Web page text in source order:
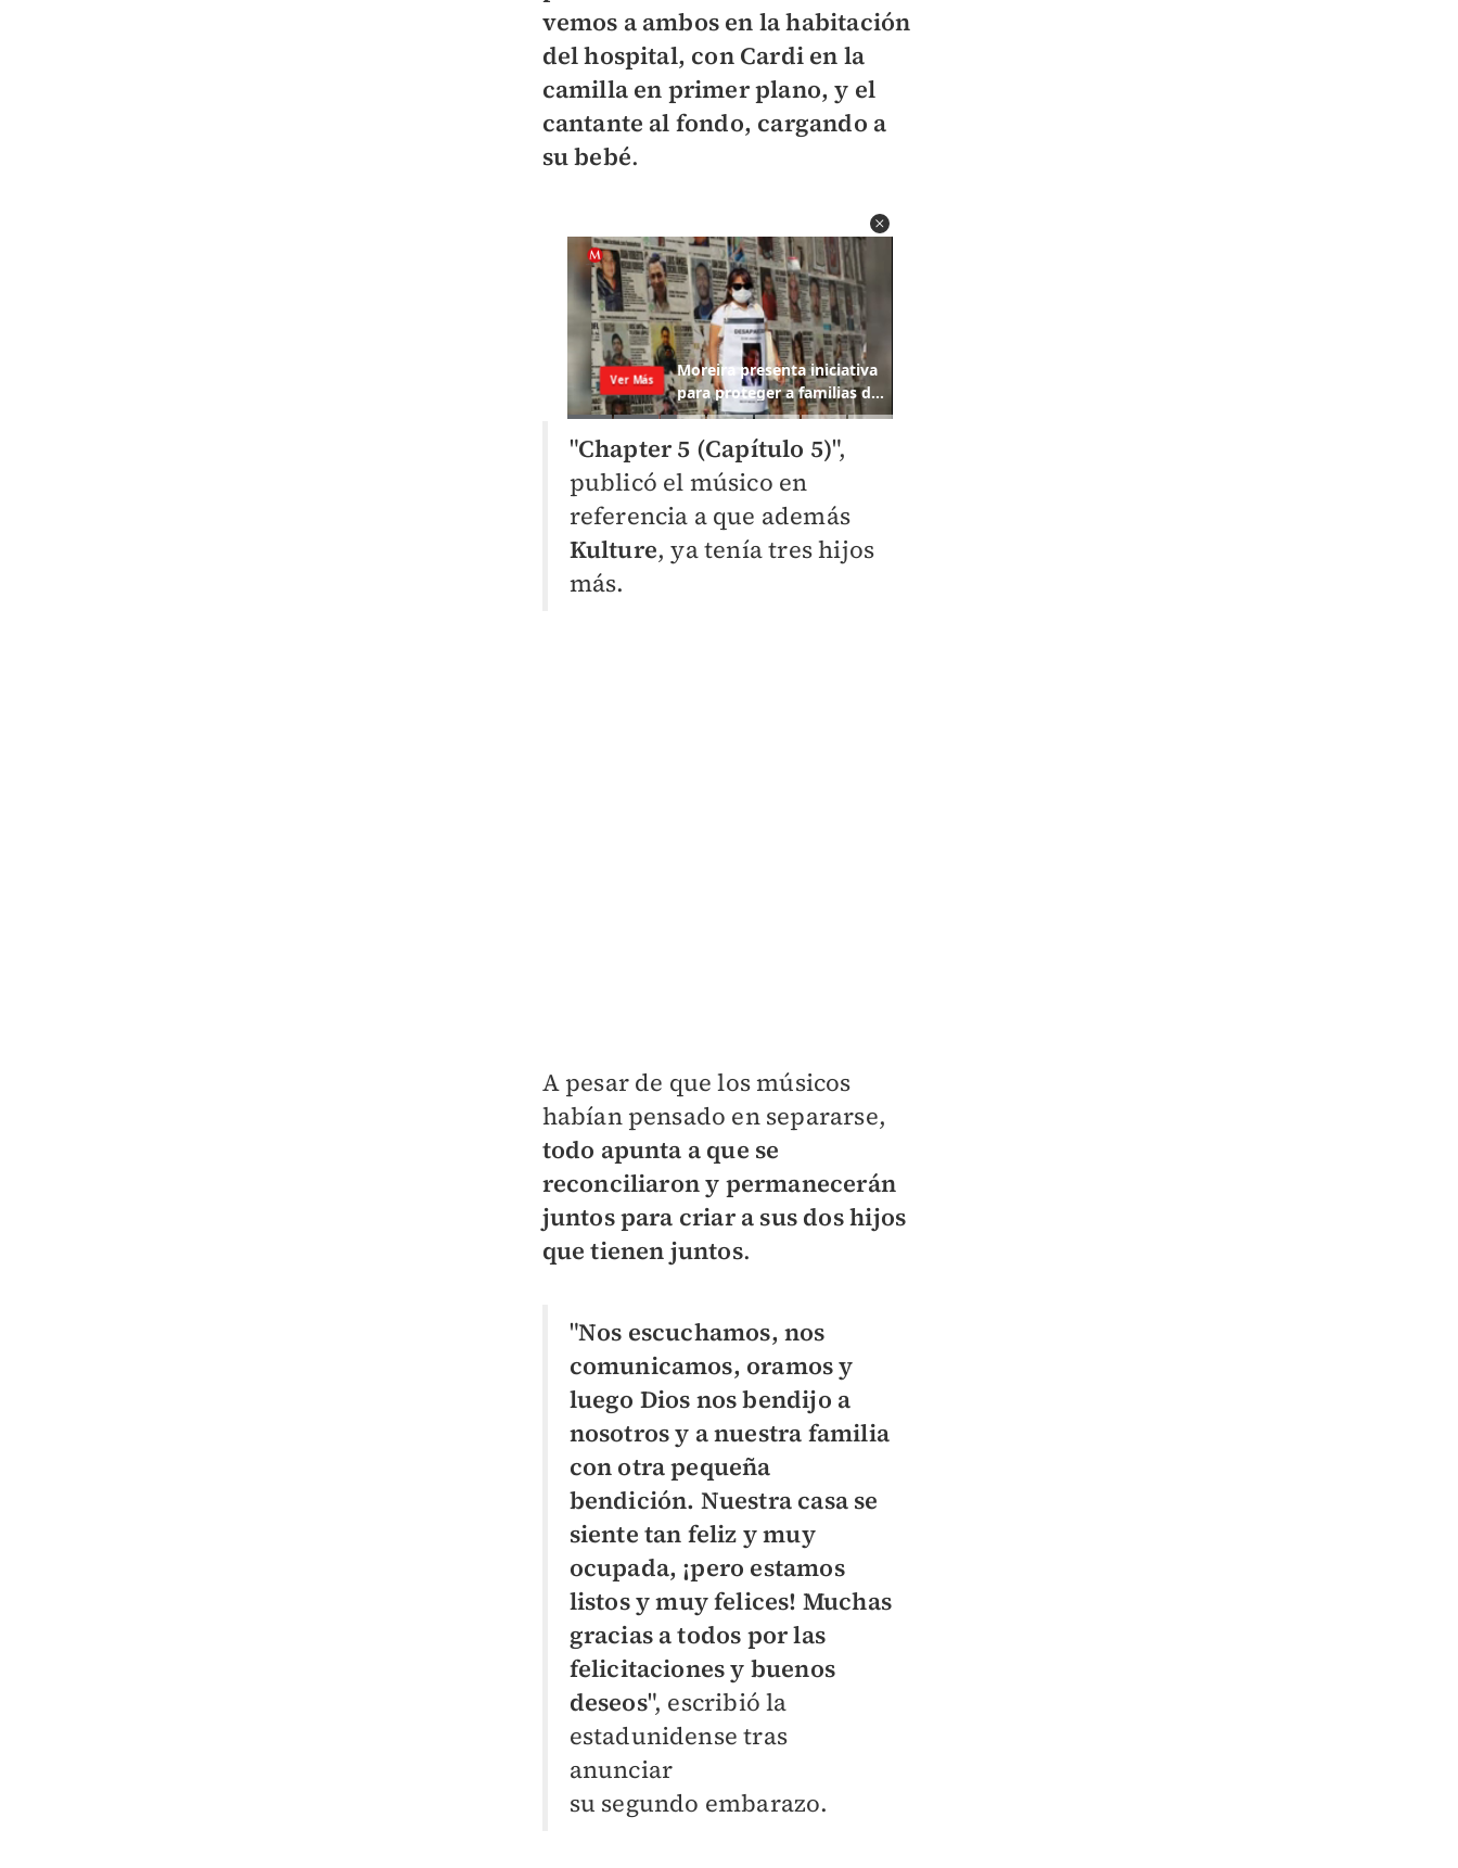
vemos a ambos en la habitación
del hospital, con Cardi en la
camilla en primer plano, y el
cantante al fondo, cargando a
su bebé.
"Chapter 5 (Capítulo 5)",
publicó el músico en
referencia a que además
Kulture, ya tenía tres hijos
más.
A pesar de que los músicos
habían pensado en separarse,
todo apunta a que se
reconciliaron y permanecerán
juntos para criar a sus dos hijos
que tienen juntos.
"Nos escuchamos, nos
comunicamos, oramos y
luego Dios nos bendijo a
nosotros y a nuestra familia
con otra pequeña
bendición. Nuestra casa se
siente tan feliz y muy
ocupada, ¡pero estamos
listos y muy felices! Muchas
gracias a todos por las
felicitaciones y buenos
deseos", escribió la
estadunidense tras
anunciar
su segundo embarazo.